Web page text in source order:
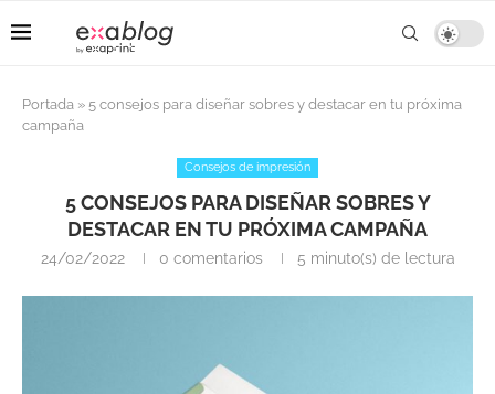
Portada » 5 consejos para diseñar sobres y destacar en tu próxima
campaña
Consejos de impresión
5 CONSEJOS PARA DISEÑAR SOBRES Y
DESTACAR EN TU PRÓXIMA CAMPAÑA
24/02/2022 0 comentarios 5 minuto(s) de lectura